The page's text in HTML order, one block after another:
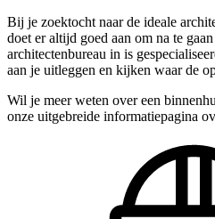
Bij je zoektocht naar de ideale
doet er altijd goed aan om na te
architectenbureau in is
aan je uitleggen en kijken waar de
Wil je meer weten over een
onze uitgebreide informatiepagina